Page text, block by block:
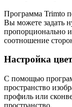
Программа Trimto
Вы можете задать
пропорционально
соотношение
Настройка
С помощью
пространство
профиль или